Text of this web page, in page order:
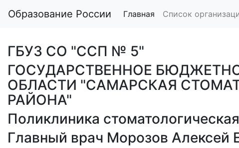
Образование России Главная Список
ГБУЗ СО "ССП № 5"
ГОСУДАРСТВЕННОЕ
ОБЛАСТИ "САМАРСКАЯ
РАЙОНА"
Поликлиника стоматологическая
Главный врач Морозов Алексей